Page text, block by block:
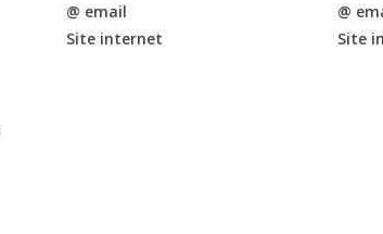
@ email
Site internet
@
Site